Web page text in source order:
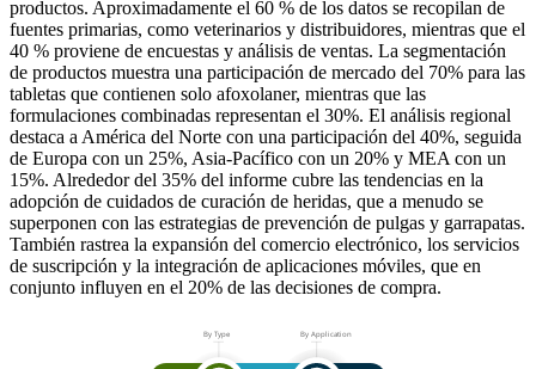
productos. Aproximadamente el 60 % de los datos se recopilan de
fuentes primarias, como veterinarios y distribuidores, mientras que el
40 % proviene de encuestas y análisis de ventas. La segmentación
de productos muestra una participación de mercado del 70% para las
tabletas que contienen solo afoxolaner, mientras que las
formulaciones combinadas representan el 30%. El análisis regional
destaca a América del Norte con una participación del 40%, seguida
de Europa con un 25%, Asia-Pacífico con un 20% y MEA con un
15%. Alrededor del 35% del informe cubre las tendencias en la
adopción de cuidados de curación de heridas, que a menudo se
superponen con las estrategias de prevención de pulgas y garrapatas.
También rastrea la expansión del comercio electrónico, los servicios
de suscripción y la integración de aplicaciones móviles, que en
conjunto influyen en el 20% de las decisiones de compra.